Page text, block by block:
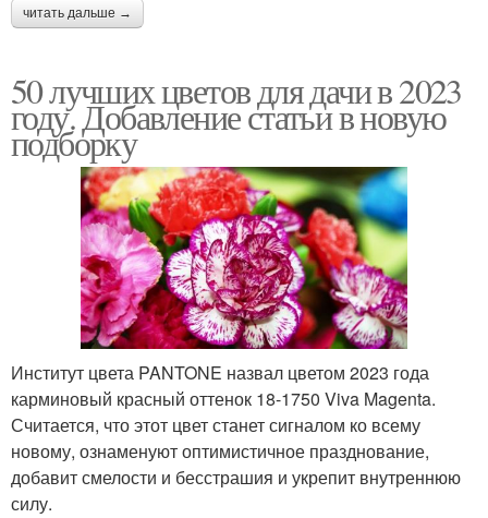
читать дальше →
50 лучших цветов для дачи в 2023
году. Добавление статьи в новую
подборку
Институт цвета PANTONE назвал цветом 2023 года
карминовый красный оттенок 18-1750 Viva Magenta.
Считается, что этот цвет станет сигналом ко всему
новому, ознаменуют оптимистичное празднование,
добавит смелости и бесстрашия и укрепит внутреннюю
силу.